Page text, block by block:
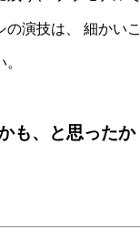
演技は、 細かい
も、と思ったか